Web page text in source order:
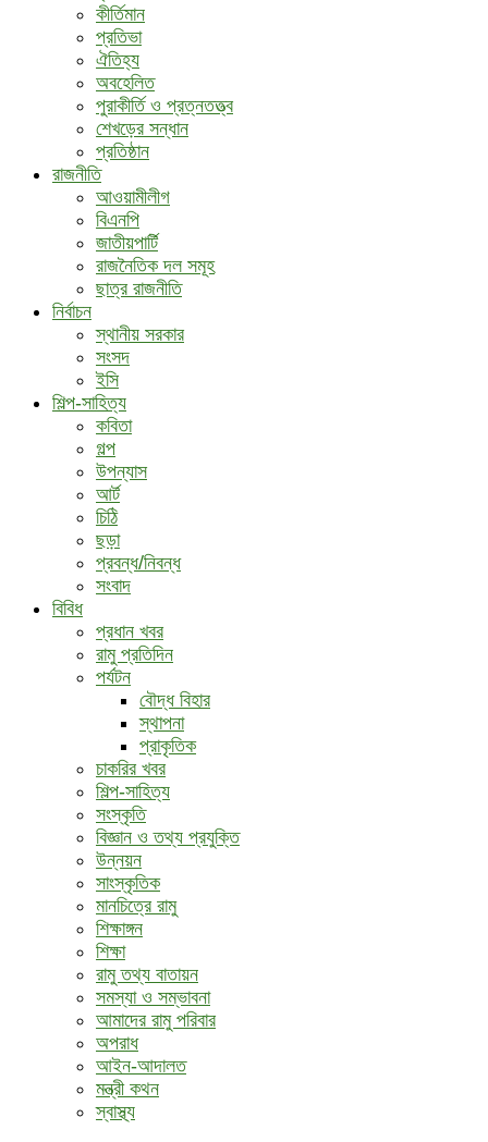
কীর্তিমান
প্রতিভা
ঐতিহ্য
অবহেলিত
পুরাকীর্তি ও প্রত্নতত্ত্ব
শেখড়ের সন্ধান
প্রতিষ্ঠান
রাজনীতি
আওয়ামীলীগ
বিএনপি
জাতীয়পার্টি
রাজনৈতিক দল সমূহ
ছাত্র রাজনীতি
নির্বাচন
স্থানীয় সরকার
সংসদ
ইসি
শিল্প-সাহিত্য
কবিতা
গল্প
উপন্যাস
আর্ট
চিঠি
ছড়া
প্রবন্ধ/নিবন্ধ
সংবাদ
বিবিধ
প্রধান খবর
রামু প্রতিদিন
পর্যটন
বৌদ্ধ ‍বিহার
স্থাপনা
প্রাকৃতিক
চাকরির খবর
শিল্প-সাহিত্য
সংস্কৃতি
বিজ্ঞান ও তথ্য প্রযুক্তি
উন্নয়ন
সাংস্কৃতিক
মানচিত্রে রামু
শিক্ষাঙ্গন
শিক্ষা
রামু তথ্য বাতায়ন
সমস্যা ও সম্ভাবনা
আমাদের রামু পরিবার
অপরাধ
আইন-আদালত
মন্ত্রী কথন
স্বাস্থ্য